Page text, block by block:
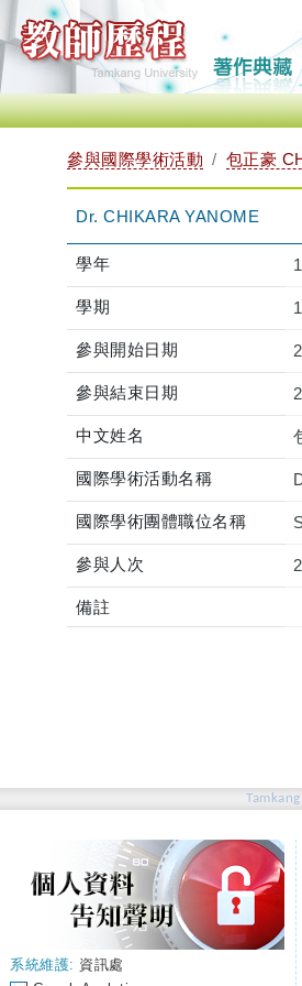
參與國際學術活動 包正豪
Dr. CHIKARA YANOME
學年
學期 1
參與開始日期
參與結束日期
中文姓名
國際學術活動名稱
國際學術團體職位名稱
參與人次 2
備註
系統維護: 資訊處